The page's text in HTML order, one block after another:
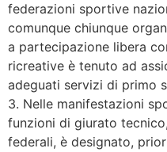
federazioni sportive
comunque chiunque
a partecipazione libera
ricreative è tenuto ad
adeguati servizi di primo
3. Nelle manifestazioni
funzioni di giurato
federali, è designato,